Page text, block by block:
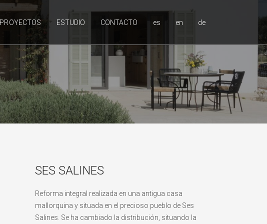
PROYECTOS ESTUDIO CONTACTO es en de
SES SALINES
Reforma integral realizada en una antigua casa
mallorquina y situada en el precioso pueblo de Ses
Salines. Se ha cambiado la distribución, situando la